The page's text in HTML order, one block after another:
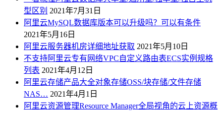
型区别 2021年7月31日
阿里云MySQL数据库版本可以升级吗？可以有条件
2021年5月16日
阿里云服务器机房详细地址获取 2021年5月10日
不支持阿里云专有网络VPC自定义路由表ECS实例规格
列表 2021年4月12日
阿里云存储产品大全对象存储OSS/块存储/文件存储
NAS… 2021年4月1日
阿里云资源管理Resource Manager全局视角的云上资源概